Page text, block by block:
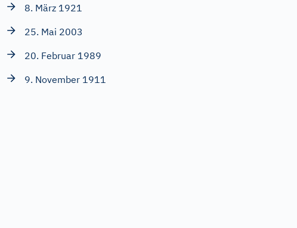
8. März 1921
25. Mai 2003
20. Februar 1989
9. November 1911